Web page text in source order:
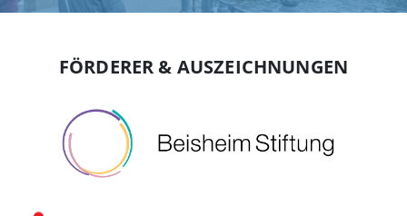
FÖRDERER & AUSZEICHNUNGEN